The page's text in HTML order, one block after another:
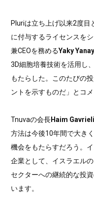
Pluriは立ち上げ以来2度目
に付与するライセンスを
兼CEOを務めるYaky Yanay
3D細胞培養技術を活用し
もたらした。このたびの
ントを示すものだ」とコメ
Tnuvaの会長Haim Gavrieli
方法は今後10年間で大き
機会をもたらすだろう。
企業として、イスラエル
セクターへの継続的な投
います。